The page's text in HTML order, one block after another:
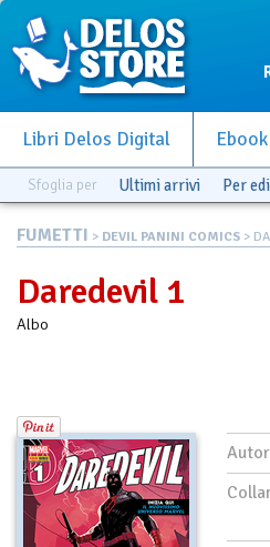
Libri Delos Digital Ebook
Sfoglia per Ultimi arrivi Per
FUMETTI > DEVIL PANINI COMICS >
Daredevil 1
Albo